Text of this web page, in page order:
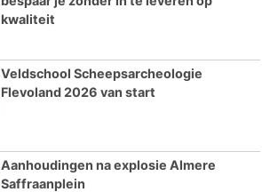
kwaliteit
Veldschool Scheepsarcheologie
Flevoland 2026 van start
Aanhoudingen na explosie Almere
Saffraanplein